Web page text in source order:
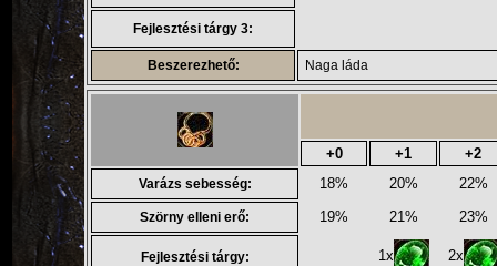
Fejlesztési tárgy 3:
Beszerezhető: Naga láda
+0 +1 +2
Varázs sebesség: 18% 20% 22%
Szörny elleni erő: 19% 21% 23%
Fejlesztési tárgy: 1x 2x